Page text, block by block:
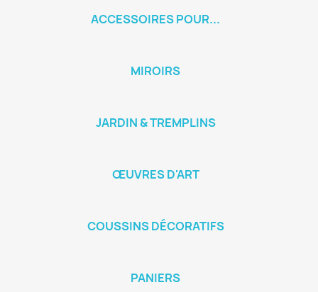
ACCESSOIRES POUR...
MIROIRS
JARDIN & TREMPLINS
ŒUVRES D'ART
COUSSINS DÉCORATIFS
PANIERS